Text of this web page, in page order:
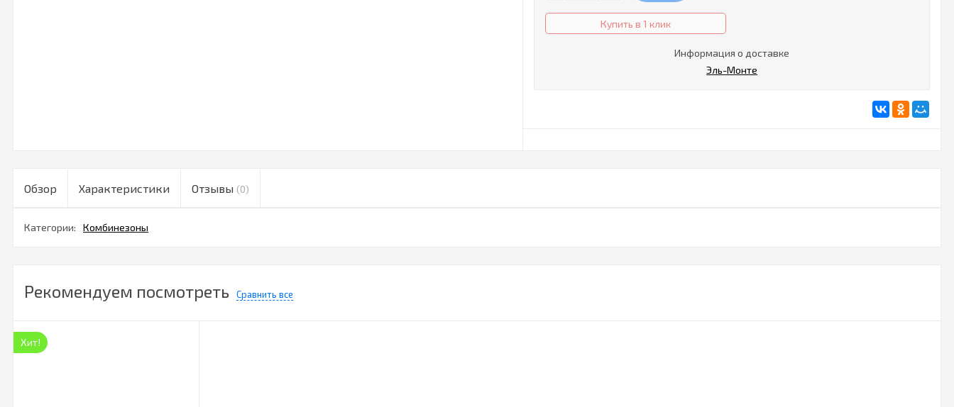
Купить в 1 клик
Информация о доставке
Эль-Монте
Обзор Характеристики Отзывы (0)
Категории: Комбинезоны
Рекомендуем посмотреть Сравнить все
Хит!